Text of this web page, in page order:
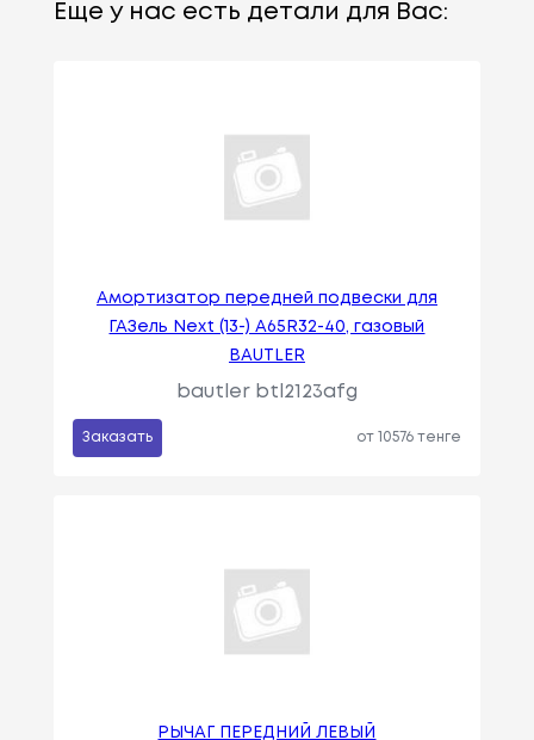
Еще у нас есть детали для Вас:
Амортизатор передней подвески для
ГАЗель Next (13-) A65R32-40, газовый
BAUTLER
bautler btl2123afg
Заказать от 10576 тенге
РЫЧАГ ПЕРЕДНИЙ ЛЕВЫЙ